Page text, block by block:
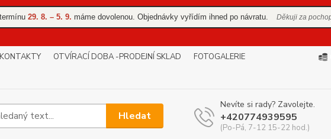
29. 8. – 5. 9. máme dovolenou. Objednávky vyřídím ihned po návratu. Děkuji za
KONTAKTY OTVÍRACÍ DOBA -PRODEJNÍ SKLAD
FOTOGALERIE
Hledat
Nevíte si rady? Zavolejte.
+420774939595
(Po-Pá, 7-12 15-22 hod.)